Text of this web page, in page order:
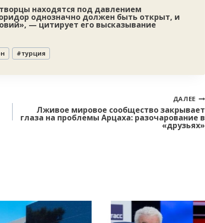
находятся под давлением
однозначно должен быть открыт, и
— цитирует его высказывание
#турция
ДАЛЕЕ
Лживое мировое сообщество закрывает
глаза на проблемы Арцаха: разочарование в
«друзьях»